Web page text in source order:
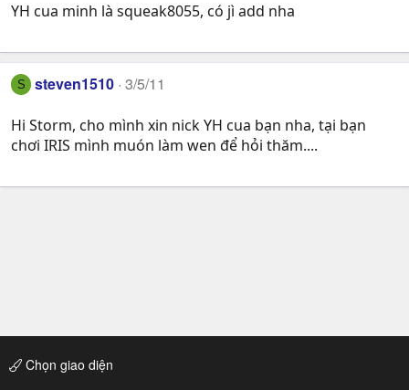
YH cua minh là squeak8055, có jì add nha
S steven1510 3/5/11
Hi Storm, cho mình xin nick YH cua bạn nha, tại bạn
chơi IRIS mình muón làm wen để hỏi thăm....
Chọn giao diện